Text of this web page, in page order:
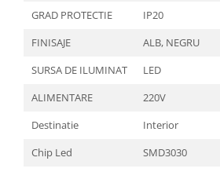
GRAD PROTECTIE
IP20
FINISAJE
ALB, NEGRU
SURSA DE ILUMINAT
LED
ALIMENTARE
220V
Destinatie
Interior
Chip Led
SMD3030